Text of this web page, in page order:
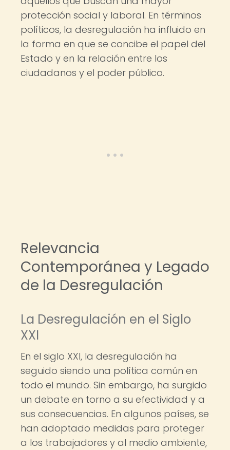
protección social y laboral. En términos
políticos, la desregulación ha influido en
la forma en que se concibe el papel del
Estado y en la relación entre los
ciudadanos y el poder público.
Relevancia
Contemporánea y Legado
de la Desregulación
La Desregulación en el Siglo
XXI
En el siglo XXI, la desregulación ha
seguido siendo una política común en
todo el mundo. Sin embargo, ha surgido
un debate en torno a su efectividad y a
sus consecuencias. En algunos países, se
han adoptado medidas para proteger
a los trabajadores y al medio ambiente,